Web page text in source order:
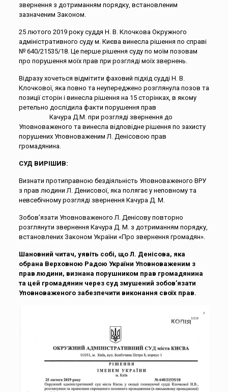
звернення з дотриманням порядку, встановленим
зазначеним Законом.
25 лютого 2019 року суддя Н. В. Клочкова Окружного
адміністративного суду м. Києва винесла рішення по справі
№ 640/21535/18. Це перше рішення суду по моїм позовам
про порушення моїх прав при розгляді моїх звернень.
Відразу хочеться відмітити фаховий підхід судді Н. В.
Клочкової, яка повно та неупереджено розглянула позов та
позиції сторін і винесла рішення на 15 сторінках, в якому
ретельно дослідила факти порушення прав
Качура Д.М. при розгляді звернення до
Уповноваженого та винесла відповідне рішення по захисту
порушених Уповноваженим Л. Денісовою прав
громадянина.
СУД ВИРІШИВ:
Визнати протиправною бездіяльність Уповноваженого ВРУ
з прав людини Л. Денисової, яка полягає у неповному та
невсебічному розгляді звернення Качура Д. М.
Зобов’язати Уповноваженого Л. Денісову повторно
розглянути звернення Качура Д. М. з дотриманням порядку,
встановлених Законом України «Про звернення громадян».
Шановний читач, уявіть собі, що Л. Денісова, яка
обрана Верховною Радою України Уповноваженим з
прав людини, визнана порушником прав громадянина
та цей громадянин через суд змушений зобов’язати
Уповноваженого забезпечити виконання своїх прав.